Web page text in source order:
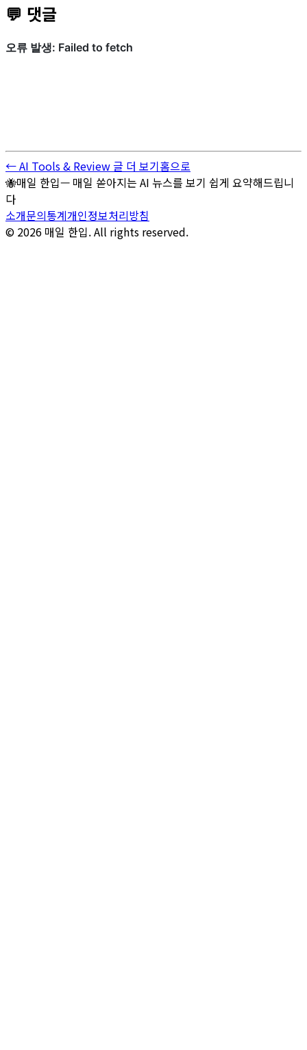
💬 댓글
← AI Tools & Review 글 더 보기홈으로
🐝매일 한입— 매일 쏟아지는 AI 뉴스를 보기 쉽게 요약해드립니
다
소개문의통계개인정보처리방침
© 2026 매일 한입. All rights reserved.